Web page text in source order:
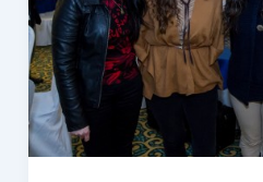
SOCHIAS
el
2016